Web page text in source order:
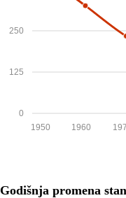
0
125
250
1960
1950
Godišnja promena